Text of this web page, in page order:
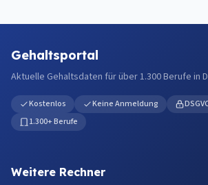
Gehaltsportal
Aktuelle Gehaltsdaten für über 1.300 Berufe in
Kostenlos Keine Anmeldung
1.300+ Berufe
Weitere Rechner